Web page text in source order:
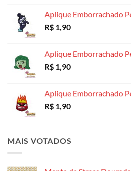
R$
Aplique Emborrachado
R$ 1,90
Aplique Emborrachado
R$ 1,90
Aplique Emborrachado
R$ 1,90
MAIS VOTADOS